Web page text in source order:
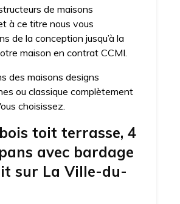
de maisons
à ce titre nous vous
de la conception jusqu’à la
maison en contrat CCMI.
des maisons designs
ou classique complètement
choisissez.
toit terrasse, 4
avec bardage
sur La Ville-du-